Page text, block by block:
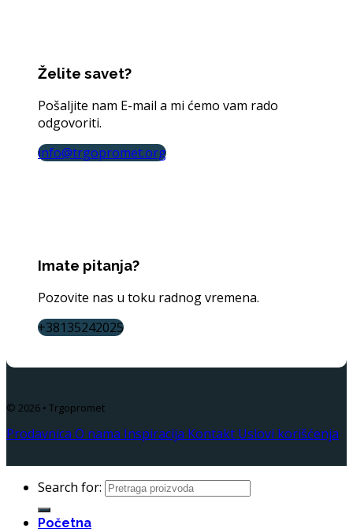
Želite savet?
Pošaljite nam E-mail a mi ćemo vam rado
odgovoriti.
info@trgopromet.org
Imate pitanja?
Pozovite nas u toku radnog vremena.
+38135242025
© 2026 • Trgopromet
Prodavnica O nama Inspiracija Kontakt Uslovi korišćenja
Search for:
Početna